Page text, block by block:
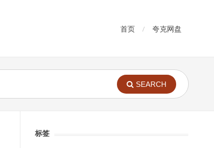
首页 夸克网盘
SEARCH
标签